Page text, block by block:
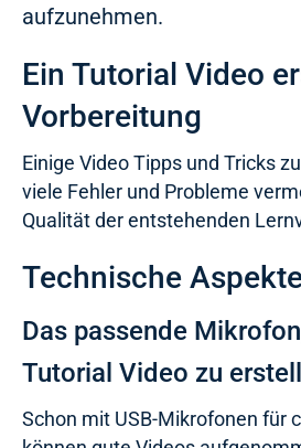
aufzunehmen.
Ein Tutorial Video
Vorbereitung
Einige Video Tipps und Tricks
viele Fehler und Probleme
Qualität der entstehenden
Technische
Das passende
Tutorial Video zu
Schon mit USB-Mikrofonen für